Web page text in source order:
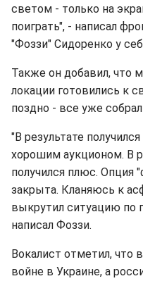
светом - только на
поиграть", - написал
"Фоззи" Сидоренко у
Также он добавил, что
локации готовились к
поздно - все уже
"В результате
хорошим аукционом. В
получился плюс. Опция
закрыта. Кланяюсь к
выкрутил ситуацию по
написал Фоззи.
Вокалист отметил, что
войне в Украине, а